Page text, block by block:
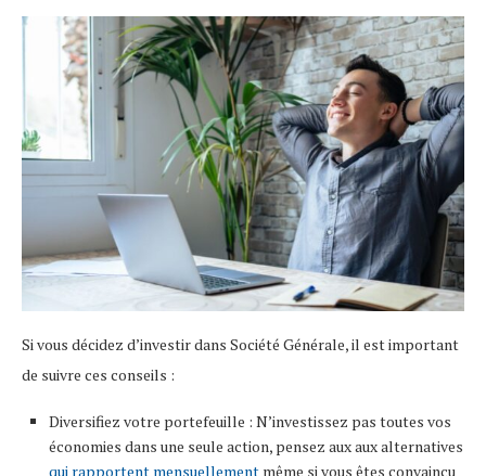
Si vous décidez d’investir dans Société Générale, il est important
de suivre ces conseils :
Diversifiez votre portefeuille : N’investissez pas toutes vos
économies dans une seule action, pensez aux aux alternatives
qui rapportent mensuellement même si vous êtes convaincu